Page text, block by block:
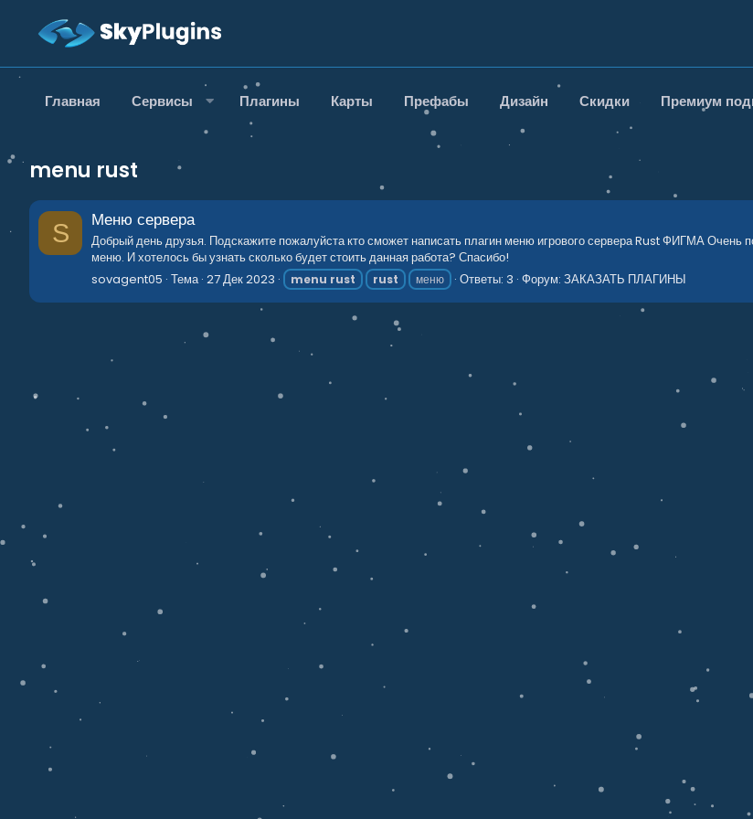
Главная Сервисы Плагины Карты Префабы Дизайн Скидки Премиум
menu rust
S Меню сервера
Добрый день друзья. Подскажите пожалуйста кто сможет написать плагин меню игрового сервера Rust ФИГМА Очень
меню. И хотелось бы узнать сколько будет стоить данная работа? Спасибо!
sovagent05 Тема 27 Дек 2023 menu rust rust меню Ответы: 3 Форум: ЗАКАЗАТЬ ПЛАГИНЫ